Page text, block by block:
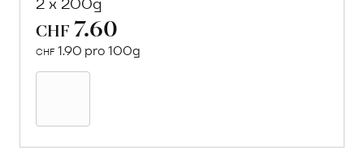
CHF 7.60
CHF 1.90 pro 100g